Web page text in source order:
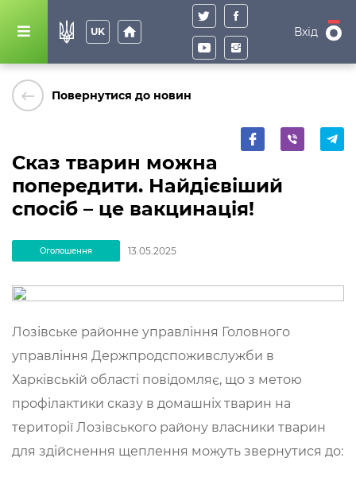
UK home Вхід
keyboard_backspace Повернутися до новин
Сказ тварин можна
попередити. Найдієвіший
спосіб – це вакцинація!
Оголошення 13.05.2025
Лозівське районне управління Головного
управління Держпродспоживслужби в
Харківській області повідомляє, що з метою
профілактики сказу в домашніх тварин на
території Лозівського району власники тварин
для здійснення щеплення можуть звернутися до: